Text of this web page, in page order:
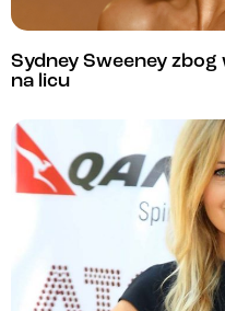
Sydney Sweeney
na licu